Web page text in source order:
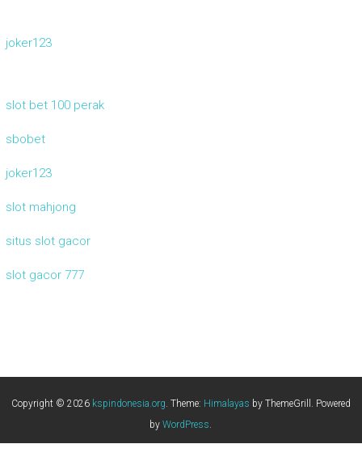
joker123
slot bet 100 perak
sbobet
joker123
slot mahjong
situs slot gacor
slot gacor 777
Copyright © 2026 kspindonesia.org. Theme: Himalayas by ThemeGrill. Powered
byWordPress.